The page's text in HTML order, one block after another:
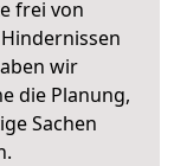
frei von
wir
die Planung,
Sachen